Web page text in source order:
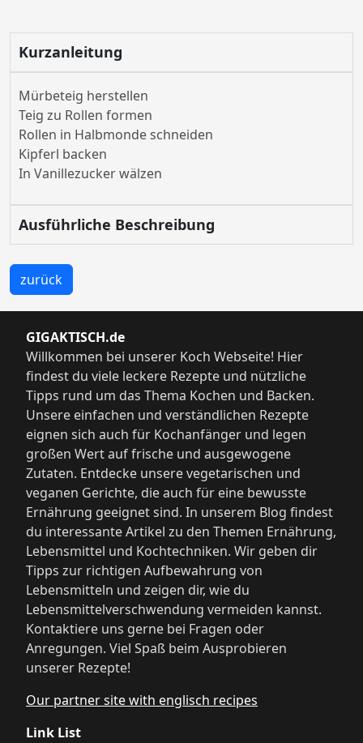
Kurzanleitung
Mürbeteig herstellen
Teig zu Rollen formen
Rollen in Halbmonde schneiden
Kipferl backen
In Vanillezucker wälzen
Ausführliche Beschreibung
zurück
GIGAKTISCH.de
Willkommen bei unserer Koch Webseite! Hier
findest du viele leckere Rezepte und nützliche
Tipps rund um das Thema Kochen und Backen.
Unsere einfachen und verständlichen Rezepte
eignen sich auch für Kochanfänger und legen
großen Wert auf frische und ausgewogene
Zutaten. Entdecke unsere vegetarischen und
veganen Gerichte, die auch für eine bewusste
Ernährung geeignet sind. In unserem Blog findest
du interessante Artikel zu den Themen Ernährung,
Lebensmittel und Kochtechniken. Wir geben dir
Tipps zur richtigen Aufbewahrung von
Lebensmitteln und zeigen dir, wie du
Lebensmittelverschwendung vermeiden kannst.
Kontaktiere uns gerne bei Fragen oder
Anregungen. Viel Spaß beim Ausprobieren
unserer Rezepte!
Our partner site with englisch recipes
Link List